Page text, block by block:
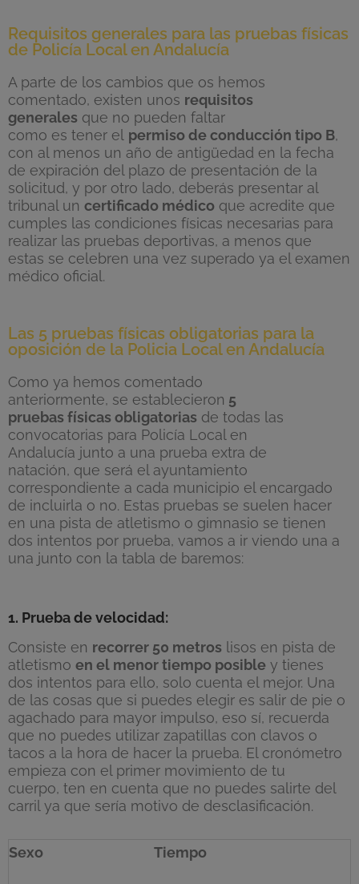
Requisitos generales para las pruebas físicas
de Policía Local en Andalucía
A parte de los cambios que os hemos
comentado, existen unos requisitos
generales que no pueden faltar
como es tener el permiso de conducción tipo B,
con al menos un año de antigüedad en la fecha
de expiración del plazo de presentación de la
solicitud, y por otro lado, deberás presentar al
tribunal un certificado médico que acredite que
cumples las condiciones físicas necesarias para
realizar las pruebas deportivas, a menos que
estas se celebren una vez superado ya el examen
médico oficial.
Las 5 pruebas físicas obligatorias para la
oposición de la Policia Local en Andalucía
Como ya hemos comentado
anteriormente, se establecieron 5
pruebas físicas obligatorias de todas las
convocatorias para Policía Local en
Andalucía junto a una prueba extra de
natación, que será el ayuntamiento
correspondiente a cada municipio el encargado
de incluirla o no. Estas pruebas se suelen hacer
en una pista de at letismo o gimnasio se tienen
dos intentos por prueba, vamos a ir viendo una a
una junto con la tabla de baremos:
1. Prueba de velocidad:
Consiste en recorrer 50 metros lisos en pista de
atletismo en el menor tiempo posible y tienes
dos intentos para ello, solo cuenta el mejor. Una
de las cosas que si puedes elegir es salir de pie o
agachado para mayor impulso, eso sí, recuerda
que no puedes utilizar zapatillas con clavos o
tacos a la hora de hacer la prueba. El cronómetro
empieza con el primer movimiento de tu
cuerpo, ten en cuenta que no puedes salirte del
carril ya que sería motivo de desclasificación.
Sexo Tiempo